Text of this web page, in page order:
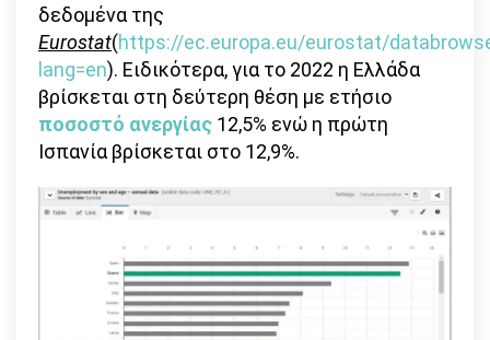
δεδομένα της
Eurostat(https://ec.europa.eu/eurostat/
lang=en). Ειδικότερα, για το 2022 η Ελλάδα
βρίσκεται στη δεύτερη θέση με ετήσιο
ποσοστό ανεργίας 12,5% ενώ η πρώτη
Ισπανία βρίσκεται στο 12,9%.